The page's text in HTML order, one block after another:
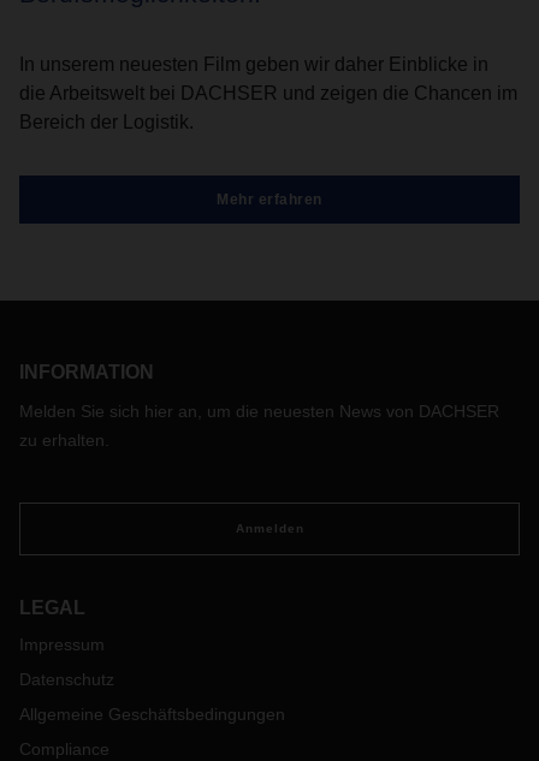
In unserem neuesten Film geben wir daher Einblicke in
die Arbeitswelt bei DACHSER und zeigen die Chancen im
Bereich der Logistik.
Mehr erfahren
INFORMATION
Melden Sie sich hier an, um die neuesten News von DACHSER
zu erhalten.
Anmelden
LEGAL
Impressum
Datenschutz
Allgemeine Geschäftsbedingungen
Compliance